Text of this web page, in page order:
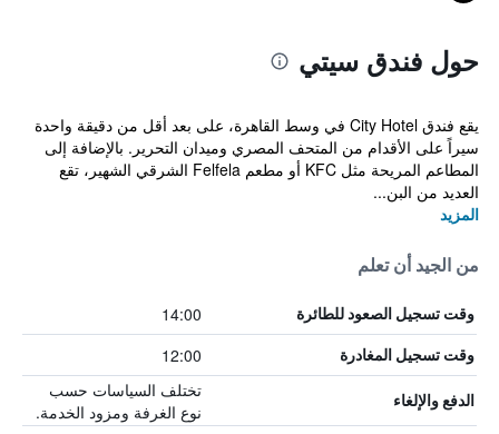
حول فندق سيتي
يقع فندق City Hotel في وسط القاهرة، على بعد أقل من دقيقة واحدة
سيراً على الأقدام من المتحف المصري وميدان التحرير. بالإضافة إلى
المطاعم المريحة مثل KFC أو مطعم Felfela الشرقي الشهير، تقع
العديد من البن...
المزيد
من الجيد أن تعلم
وقت تسجيل الصعود للطائرة 14:00
وقت تسجيل المغادرة 12:00
الدفع والإلغاء
تختلف السياسات حسب
نوع الغرفة ومزود الخدمة.